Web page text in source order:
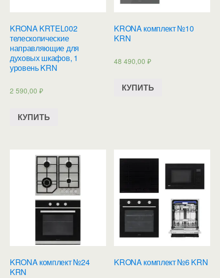
KRONA KRTEL002
телескопические
направляющие для
духовых шкафов, 1
уровень KRN
2 590,00 ₽
КУПИТЬ
KRONA комплект №10
KRN
48 490,00₽
КУПИТЬ
KRONA комплект №24
KRN
KRONA комплект №6 KRN